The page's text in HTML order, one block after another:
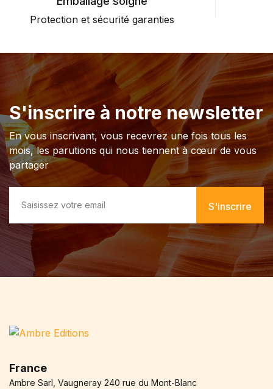
Protection et sécurité garanties
S'inscrire à notre newsletter
En vous inscrivant, vous recevrez une fois tous les
mois, les parutions qui nous tiennent à cœur de vous
partager
a
i
S'inscrire
France
Ambre Sarl, Vaugneray 240 rue du Mont-Blanc